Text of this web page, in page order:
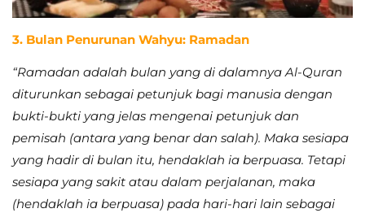
3. Bulan Penurunan Wahyu: Ramadan
“Ramadan adalah bulan yang di dalamnya Al-Quran
diturunkan sebagai petunjuk bagi manusia dengan
bukti-bukti yang jelas mengenai petunjuk dan
pemisah (antara yang benar dan salah). Maka sesiapa
yang hadir di bulan itu, hendaklah ia berpuasa. Tetapi
sesiapa yang sakit atau dalam perjalanan, maka
(hendaklah ia berpuasa) pada hari-hari lain sebagai